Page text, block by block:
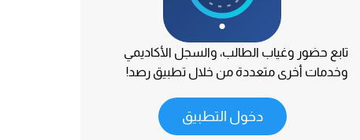
تابع حضور وغياب الطالب، والسجل الأكاديمي
وخدمات أخرى متعددة من خلال تطبيق رصد!
دخول التطبيق